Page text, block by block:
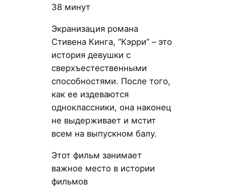
38 минут
Экранизация романа
Стивена Кинга, “Кэрри” – это
история девушки с
сверхъестественными
способностями. После того,
как ее издеваются
одноклассники, она наконец
не выдерживает и мстит
всем на выпускном балу.
Этот фильм занимает
важное место в истории
фильмов